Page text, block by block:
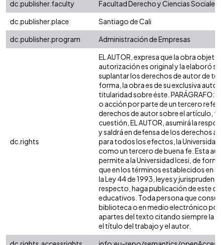
dc.publisher.faculty
Facultad Derecho y Ciencias Sociales
dc.publisher.place
Santiago de Cali
dc.publisher.program
Administración de Empresas
dc.rights
EL AUTOR, expresa que la obra
autorización es original y la elaboró
suplantar los derechos de autor de
forma, la obra es de su exclusiva
titularidad sobre éste. PARÁGRAFO:
o acción por parte de un tercero
derechos de autor sobre el artículo,
cuestión, EL AUTOR, asumirá la
y saldrá en defensa de los derechos
para todos los efectos, la Universidad
como un tercero de buena fe. Esta
permite a la Universidad Icesi, de
que en los términos establecidos en la
la Ley 44 de 1993, leyes y
respecto, haga publicación de este
educativos. Toda persona que
biblioteca o en medio electrónico
apartes del texto citando siempre la
el título del trabajo y el autor.